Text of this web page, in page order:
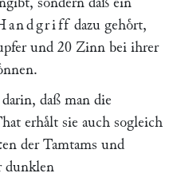
dazu gehoͤrt,
und 20 Zinn bei ihrer
daß man die
erhaͤlt sie auch sogleich
der Tamtams und
dunklen